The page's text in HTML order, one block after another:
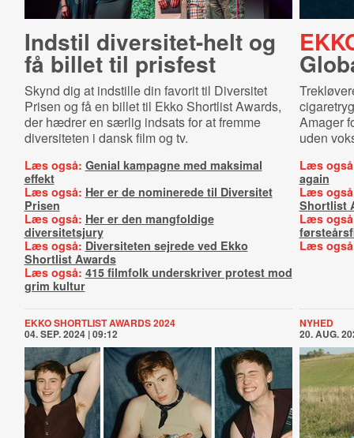
Indstil di­ver­si­tet-​helt og
få billet til prisfest
Skynd dig at indstille din favorit til Diversitet
Prisen og få en billet til Ekko Shortlist Awards,
der hædrer en særlig indsats for at fremme
diversiteten i dansk film og tv.
Læs også: Genial kampagne med maksimal
effekt
Læs også: Her er de nominerede til Diversitet
Prisen
Læs også: Her er den mangfoldige
diversitetsjury
Læs også: Diversiteten sejrede ved Ekko
Shortlist Awards
Læs også: 415 filmfolk underskriver protest mod
grim kultur
Amager
uden
Læs
again
Læs
Shortlist
Læs
Læs
EKKO SHORTLIST AWARDS 2024
04. SEP. 2024 | 09:12
NYHED
20. AUG.